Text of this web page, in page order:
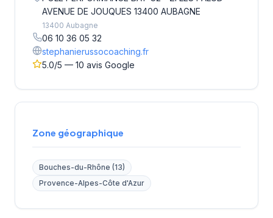
AVENUE DE JOUQUES 13400 AUBAGNE
13400 Aubagne
06 10 36 05 32
stephanierussocoaching.fr
5.0/5 — 10 avis Google
Zone géographique
Bouches-du-Rhône (13)
Provence-Alpes-Côte d'Azur